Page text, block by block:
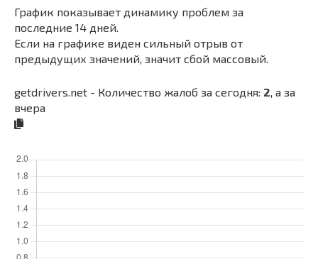
График показывает динамику проблем за
последние 14 дней.
Если на графике виден сильный отрыв от
предыдущих значений, значит сбой массовый.
getdrivers.net - Количество жалоб за сегодня: 2 , а за
вчера